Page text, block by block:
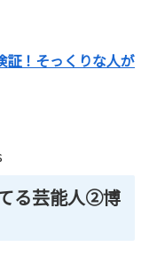
証！そっくりな人が
る芸能人②博